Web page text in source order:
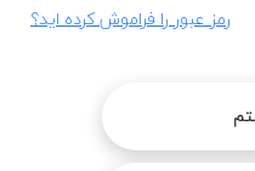
رمز عبور را فراموش کرده اید؟